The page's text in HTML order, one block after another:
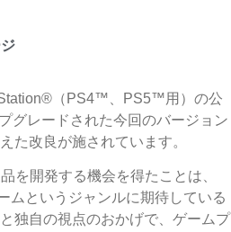
（PS4™、PS5™用）の公
グレードされた今回のバージョン
た改良が施されています。
を開発する機会を得たことは、
ムというジャンルに期待している
独自の視点のおかげで、ゲームプ